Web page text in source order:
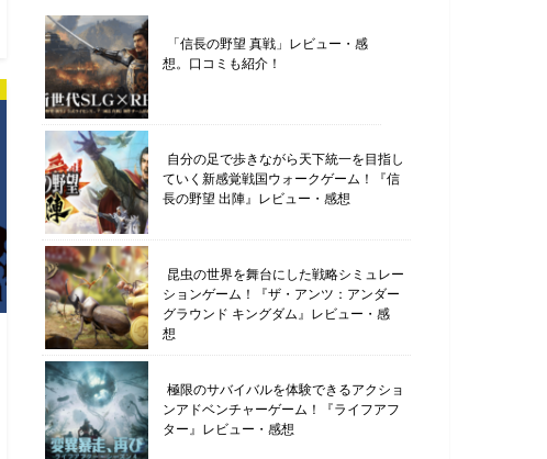
「信長の野望 真戦」レビュー・感
想。口コミも紹介！
自分の足で歩きながら天下統一を目指し
ていく新感覚戦国ウォークゲーム！『信
長の野望 出陣』レビュー・感想
昆虫の世界を舞台にした戦略シミュレー
ションゲーム！『ザ・アンツ：アンダー
グラウンド キングダム』レビュー・感
想
極限のサバイバルを体験できるアクショ
ンアドベンチャーゲーム！『ライフアフ
ター』レビュー・感想